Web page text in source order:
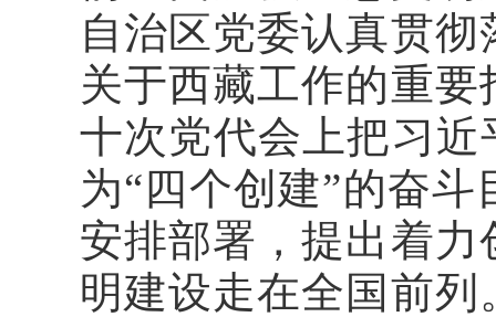
自治区党委认真贯
关于西藏工作的重
十次党代会上把习近
为“四个创建”的奋
安排部署，提出着
明建设走在全国前